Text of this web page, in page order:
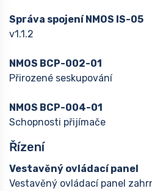
Správa spojení NMOS IS-05
v1.1.2
NMOS BCP-002-01
Přirozené seskupování
NMOS BCP-004-01
Schopnosti přijímače
Řízení
Vestavěný ovládací panel
Vestavěný ovládací panel